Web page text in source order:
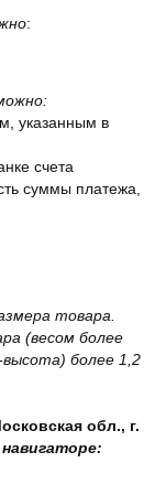
:
указанным в
счета
суммы платежа,
товара.
(весом более
более 1,2
обл., г.